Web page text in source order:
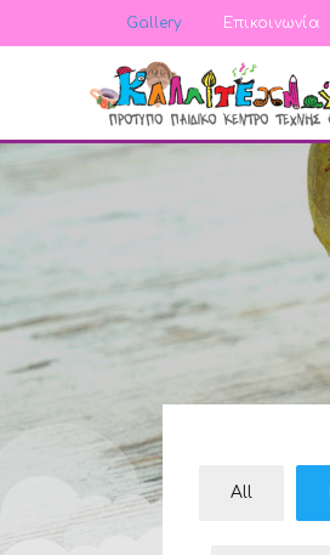
Gallery Επικοινωνία
All